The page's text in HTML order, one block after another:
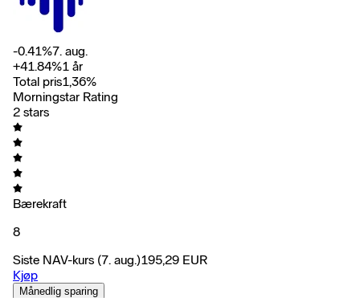
-0.41%7. aug.
+41.84%1 år
Total pris1,36%
Morningstar Rating
2 stars
Bærekraft
8
Siste NAV-kurs (7. aug.)195,29 EUR
Kjøp
Månedlig sparing